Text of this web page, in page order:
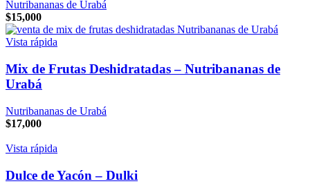
Nutribananas de Urabá
$15,000
Vista rápida
Mix de Frutas Deshidratadas – Nutribananas de
Urabá
Nutribananas de Urabá
$17,000
Vista rápida
Dulce de Yacón – Dulki